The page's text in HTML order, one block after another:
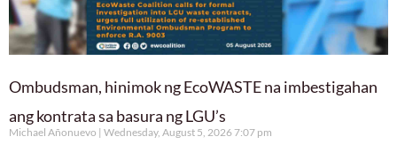
Ombudsman, hinimok ng EcoWASTE na imbestigahan
ang kontrata sa basura ng LGU’s
Michael Añonuevo Wednesday, August 5, 2026 7:07 pm